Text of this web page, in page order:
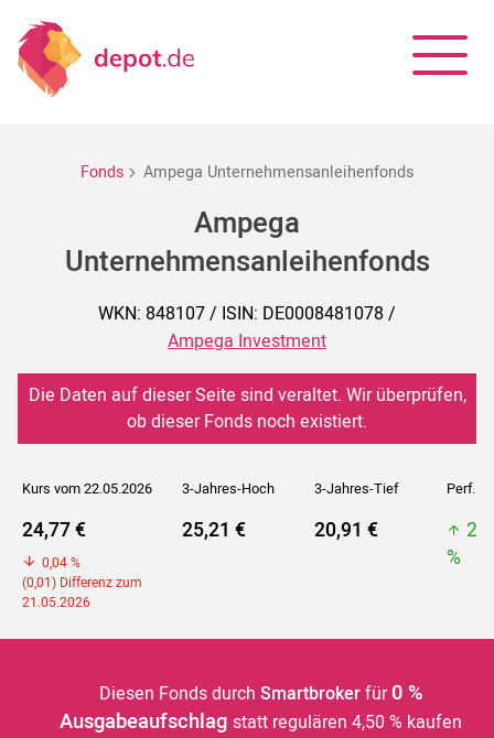
Fonds Ampega Unternehmensanleihenfonds
Ampega
Unternehmensanleihenfonds
WKN: 848107 / ISIN: DE0008481078 /
Ampega Investment
Die Daten auf dieser Seite sind veraltet. Wir überprüfen,
ob dieser Fonds noch existiert.
Kurs vom 22.05.2026 3-Jahres-Hoch 3-Jahres-Tief Perf. 5J
24,77 €
0,04 %
(0,01) Differenz zum
21.05.2026
25,21 € 20,91 €
%
Diesen Fonds durch Smartbrokerfür 0 %
Ausgabeaufschlagstatt regulären 4,50 % kaufen